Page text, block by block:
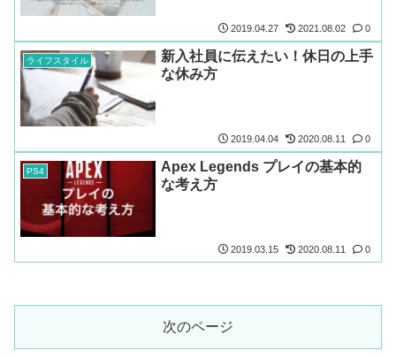
2019.04.27 2021.08.02 0
ライフスタイル
新入社員に伝えたい！休日の上手
な休み方
2019.04.04 2020.08.11 0
PS4
Apex Legends プレイの基本的
な考え方
2019.03.15 2020.08.11 0
次のページ